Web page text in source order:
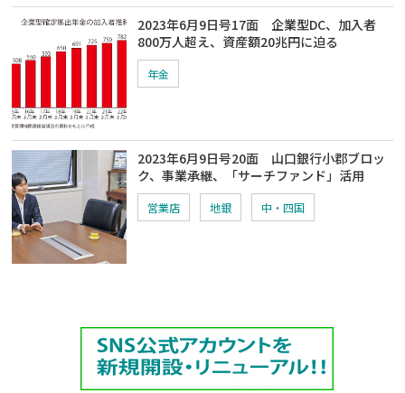
2023年6月9日号17面 企業型DC、加入者
800万人超え、資産額20兆円に迫る
年金
2023年6月9日号20面 山口銀行小郡ブロッ
ク、事業承継、「サーチファンド」活用
営業店 地銀 中・四国